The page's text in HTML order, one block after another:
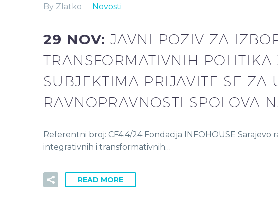
By Zlatko Novosti
29 NOV:JAVNI POZIV ZA
TRANSFORMATIVNIH
SUBJEKTIMA PRIJAVITE SE ZA
RAVNOPRAVNOSTI SPOLOVA
Referentni broj: CF4.4/24 Fondacija INFOHOUSE
integrativnih i transformativnih…
READ MORE